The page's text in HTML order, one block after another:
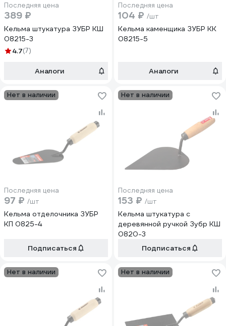
Последняя цена
389 ₽
Кельма штукатура ЗУБР КШ
08215-3
4.7(7)
Аналоги
Последняя цена
104 ₽ /шт
Кельма каменщика ЗУБР КК
08215-5
Аналоги
Нет в наличии
Последняя цена
97 ₽ /шт
Кельма отделочника ЗУБР
КП 0825-4
Подписаться
Нет в наличии
Последняя цена
153 ₽ /шт
Кельма штукатура с
деревянной ручкой Зубр КШ
0820-3
Подписаться
Нет в наличии Нет в наличии